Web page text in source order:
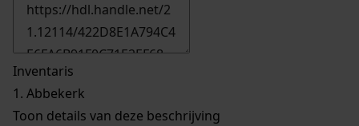
Inventaris
1. Abbekerk
Toon details van deze beschrijving